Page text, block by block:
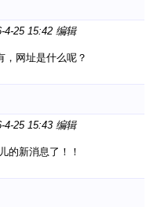
4-25 15:42 编辑
，网址是什么呢？
4-25 15:43 编辑
的新消息了！！